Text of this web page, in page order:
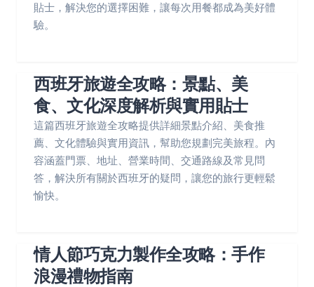
貼士，解決您的選擇困難，讓每次用餐都成為美好體
驗。
西班牙旅遊全攻略：景點、美
食、文化深度解析與實用貼士
這篇西班牙旅遊全攻略提供詳細景點介紹、美食推
薦、文化體驗與實用資訊，幫助您規劃完美旅程。內
容涵蓋門票、地址、營業時間、交通路線及常見問
答，解決所有關於西班牙的疑問，讓您的旅行更輕鬆
愉快。
情人節巧克力製作全攻略：手作
浪漫禮物指南